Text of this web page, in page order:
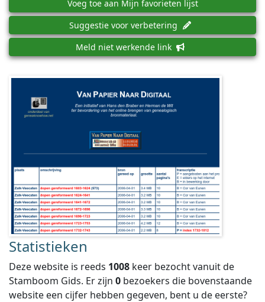
Voeg toe aan Mijn favorieten lijst
Suggestie voor verbetering
Meld niet werkende link
Statistieken
Deze website is reeds 1008 keer bezocht vanuit de
Stamboom Gids. Er zijn 0 bezoekers die bovenstaande
website een cijfer hebben gegeven, bent u de eerste?